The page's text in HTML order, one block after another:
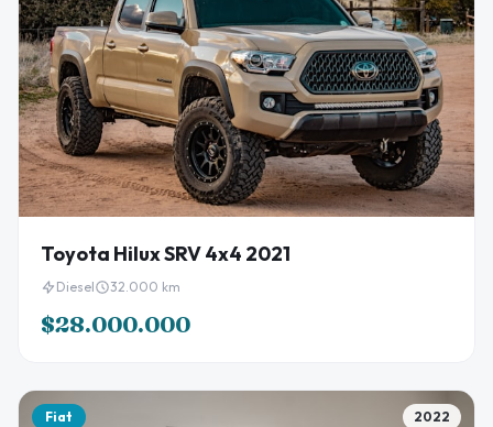
Toyota Hilux SRV 4x4 2021
Diesel 32.000 km
$28.000.000
Fiat 2022